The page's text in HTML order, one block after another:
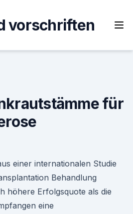
vorschriften
für
einer internationalen Studie
Behandlung
höhere Erfolgsquote als die
eine